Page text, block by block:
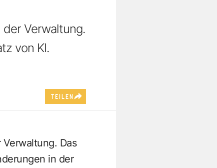
Verwaltung.
von KI.
TEILEN
Das
in der